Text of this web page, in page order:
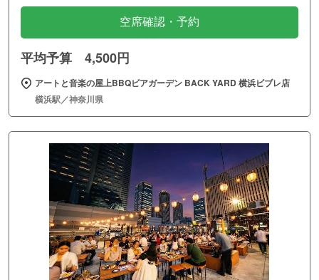
空席確認・予約
平均予算 4,500円
アートと音楽の屋上BBQビアガーデン BACK YARD 横浜ビブレ店
横浜駅／神奈川県